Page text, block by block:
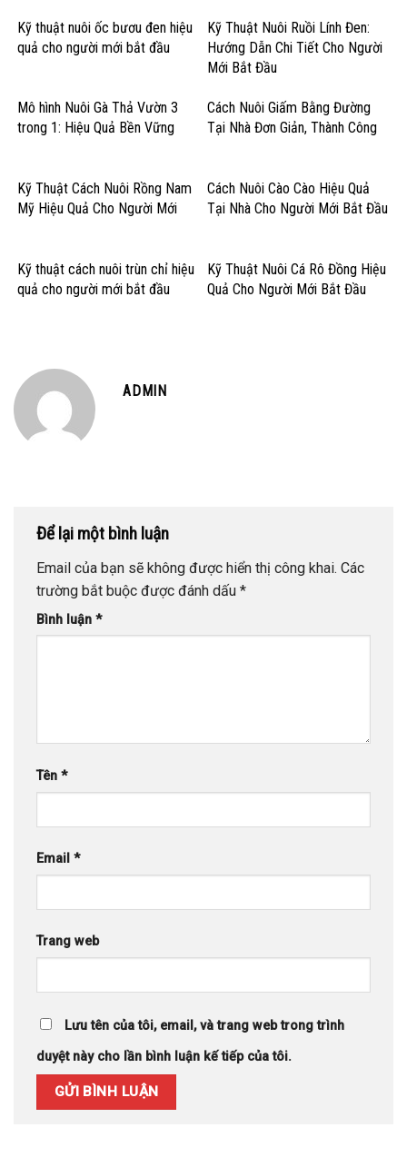
Kỹ thuật nuôi ốc bươu đen hiệu
quả cho người mới bắt đầu
Kỹ Thuật Nuôi Ruồi Lính Đen:
Hướng Dẫn Chi Tiết Cho Người
Mới Bắt Đầu
Mô hình Nuôi Gà Thả Vườn 3
trong 1: Hiệu Quả Bền Vững
Cách Nuôi Giấm Bằng Đường
Tại Nhà Đơn Giản, Thành Công
Kỹ Thuật Cách Nuôi Rồng Nam
Mỹ Hiệu Quả Cho Người Mới
Cách Nuôi Cào Cào Hiệu Quả
Tại Nhà Cho Người Mới Bắt Đầu
Kỹ thuật cách nuôi trùn chỉ hiệu
quả cho người mới bắt đầu
Kỹ Thuật Nuôi Cá Rô Đồng Hiệu
Quả Cho Người Mới Bắt Đầu
ADMIN
Để lại một bình luận
Email của bạn sẽ không được hiển thị công khai. Các
trường bắt buộc được đánh dấu *
Bình luận *
Tên *
Email *
Trang web
Lưu tên của tôi, email, và trang web trong trình
duyệt này cho lần bình luận kế tiếp của tôi.